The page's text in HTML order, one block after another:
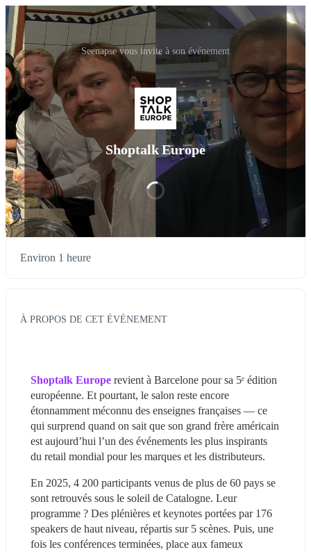
Seenapse vous invite à son événement
Shoptalk Europe
Environ 1 heure
À PROPOS DE CET ÉVÉNEMENT
Shoptalk Europe revient à Barcelone pour sa 5ᵉ édition
européenne. Et pourtant, le salon reste encore
étonnamment méconnu des enseignes françaises — ce
qui surprend quand on sait que son grand frère américain
est aujourd’hui l’un des événements les plus inspirants
du retail mondial pour les marques et les distributeurs.
En 2025, 4 200 participants venus de plus de 60 pays se
sont retrouvés sous le soleil de Catalogne. Leur
programme ? Des plénières et keynotes portées par 176
speakers de haut niveau, répartis sur 5 scènes. Puis, une
fois les conférences terminées, place aux fameux